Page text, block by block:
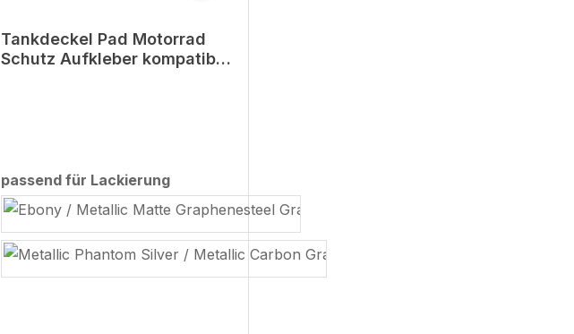
Tankdeckel Pad Motorrad
Schutz Aufkleber kompatibel
passend für Lackierungauswählen